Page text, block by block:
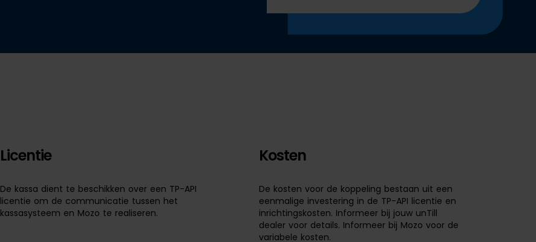
Licentie
De kassa dient te beschikken over een TP-API
licentie om de communicatie tussen het
kassasysteem en Mozo te realiseren.
Kosten
De kosten voor de koppeling bestaan uit een
eenmalige investering in de TP-API licentie en
inrichtingskosten. Informeer bij jouw unTill
dealer voor details. Informeer bij Mozo voor de
variabele kosten.